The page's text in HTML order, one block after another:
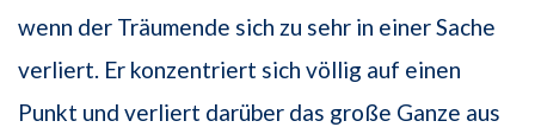
wenn der Träumende sich zu sehr in einer Sache
verliert. Er konzentriert sich völlig auf einen
Punkt und verliert darüber das große Ganze aus